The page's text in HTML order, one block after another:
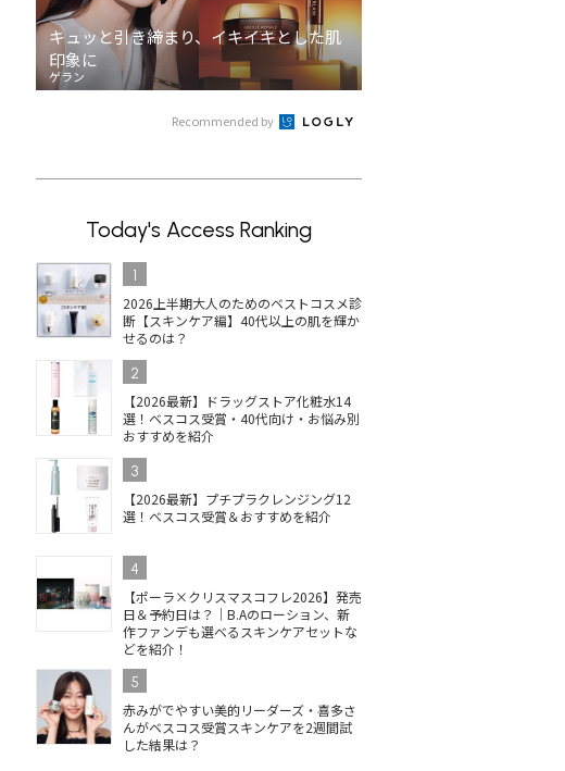
キュッと引き締まり、イキイキとした肌
印象に
ゲラン
Recommended by
Today's Access Ranking
1
2026上半期大人のためのベストコスメ診
断【スキンケア編】40代以上の肌を輝か
せるのは？
2
【2026最新】ドラッグストア化粧水14
選！ベスコス受賞・40代向け・お悩み別
おすすめを紹介
3
【2026最新】プチプラクレンジング12
選！ベスコス受賞＆おすすめを紹介
4
【ポーラ×クリスマスコフレ2026】発売
日＆予約日は？｜B.Aのローション、新
作ファンデも選べるスキンケアセットな
どを紹介！
5
赤みがでやすい美的リーダーズ・喜多さ
んがベスコス受賞スキンケアを2週間試
した結果は？